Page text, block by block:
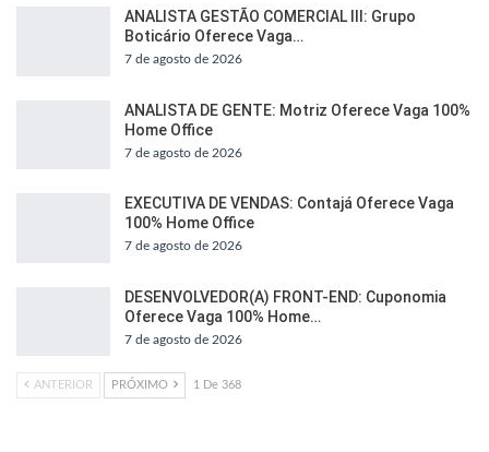
ANALISTA GESTÃO COMERCIAL III: Grupo
Boticário Oferece Vaga…
7 de agosto de 2026
ANALISTA DE GENTE: Motriz Oferece Vaga 100%
Home Office
7 de agosto de 2026
EXECUTIVA DE VENDAS: Contajá Oferece Vaga
100% Home Office
7 de agosto de 2026
DESENVOLVEDOR(A) FRONT-END: Cuponomia
Oferece Vaga 100% Home…
7 de agosto de 2026
ANTERIOR PRÓXIMO 1 De 368